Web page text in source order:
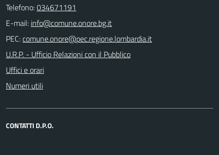
Telefono:034671191
E-mail:
PEC:
U.R.P. - Ufficio Relazioni con il Pubblico
Uffici e orari
Numeri utili
CONTATTI D.P.O.